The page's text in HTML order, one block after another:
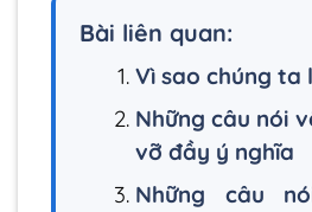
Bài liên quan:
Vì sao chúng ta
Những câu nói
vỡ đầy ý nghĩa
Những câu